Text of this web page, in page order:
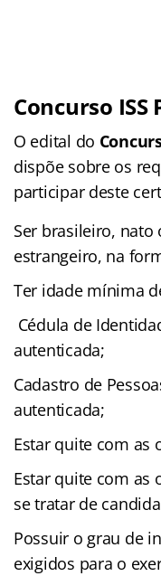
Concurso ISS
O edital do
dispõe sobre os
participar deste
Ser brasileiro,
estrangeiro, na
Ter idade mínima
Cédula de
autenticada;
Cadastro de
autenticada;
Estar quite com as
Estar quite com as
se tratar de
Possuir o grau de
exigidos para o